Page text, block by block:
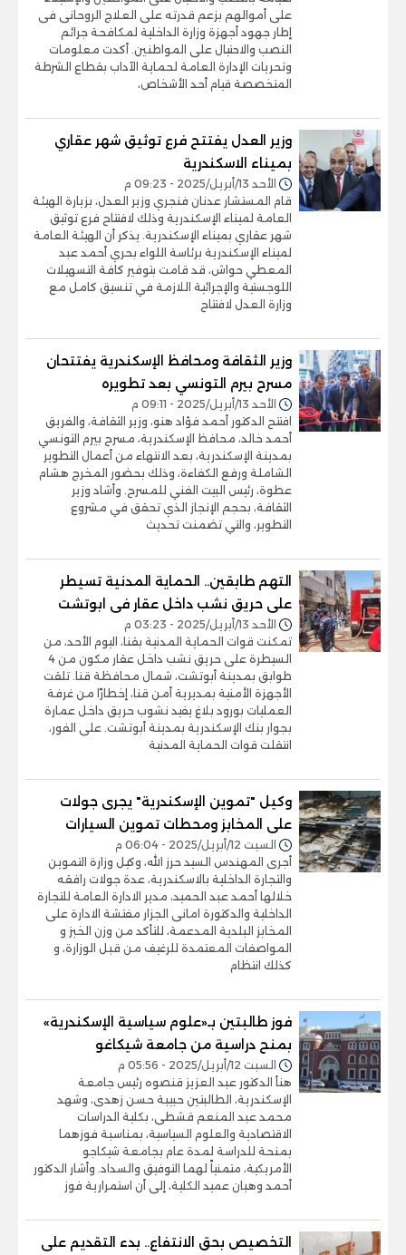
على أموالهم بزعم قدرته على العلاج الروحانى فى
إطار جهود أجهزة وزارة الداخلية لمكافحة جرائم
النصب والاحتيال على المواطنين. أكدت معلومات
وتحريات الإدارة العامة لحماية الآداب بقطاع الشرطة
المتخصصة قيام أحد الأشخاص،
وزير العدل يفتتح فرع توثيق شهر عقاري
بميناء الاسكندرية
الأحد 13/أبريل/2025 - 09:23 م
قام المستشار عدنان فنجري وزير العدل، بزيارة الهيئة
العامة لميناء الإسكندرية وذلك لافتتاح فرع توثيق
شهر عقاري بميناء الإسكندرية. يذكر أن الهيئة العامة
لميناء الإسكندرية برئاسة اللواء بحري أحمد عبد
المعطي حواش، قد قامت بتوفير كافة التسهيلات
اللوجستية والإجرائية اللازمة في تنسيق كامل مع
وزارة العدل لافتتاح
وزير الثقافة ومحافظ الإسكندرية يفتتحان
مسرح بيرم التونسي بعد تطويره
الأحد 13/أبريل/2025 - 09:11 م
افتتح الدكتور أحمد فؤاد هنو، وزير الثقافة، والفريق
أحمد خالد، محافظ الإسكندرية، مسرح بيرم التونسي
بمدينة الإسكندرية، بعد الانتهاء من أعمال التطوير
الشاملة ورفع الكفاءة، وذلك بحضور المخرج هشام
عطوة، رئيس البيت الفني للمسرح. وأشاد وزير
الثقافة، بحجم الإنجاز الذي تحقق في مشروع
التطوير، والتي تضمنت تحديث
التهم طابقين.. الحماية المدنية تسيطر
على حريق نشب داخل عقار فى ابوتشت
الأحد 13/أبريل/2025 - 03:23 م
تمكنت قوات الحماية المدنية بقنا، اليوم الأحد، من
السيطرة على حريق نشب داخل عقار مكون من 4
طوابق بمدينة أبوتشت، شمال محافظة قنا. تلقت
الأجهزة الأمنية بمديرية أمن قنا، إخطارًا من غرفة
العمليات بورود بلاغ يفيد نشوب حريق داخل عمارة
بجوار بنك الإسكندرية بمدينة أبوتشت. على الفور،
انتقلت قوات الحماية المدنية
وكيل "تموين الإسكندرية" يجرى جولات
على المخابز ومحطات تموين السيارات
السبت 12/أبريل/2025 - 06:04 م
أجرى المهندس السيد حرز الله، وكيل وزارة التموين
والتجارة الداخلية بالاسكندرية، عدة جولات رافقه
خلالها أحمد عبد الحميد، مدير الادارة العامة للتجارة
الداخلية والدكتورة امانى الجزار مفتشة الادارة على
المخابز البلدية المدعمة، للتأكد من وزن الخبز و
المواصفات المعتمدة للرغيف من قبل الوزارة، و
كذلك انتظام
فوز طالبتين بـ«علوم سياسية الإسكندرية»
بمنح دراسية من جامعة شيكاغو
السبت 12/أبريل/2025 - 05:56 م
هنأ الدكتور عبد العزيز قنصوه رئيس جامعة
الإسكندرية، الطالبتين حبيبة حسن زهدى، وشهد
محمد عبد المنعم قشطى، بكلية الدراسات
الاقتصادية والعلوم السياسية، بمناسبة فوزهما
بمنحة للدراسة لمدة عام بجامعة شيكاجو
الأمريكية، متمنياً لهما التوفيق والسداد. وأشار الدكتور
أحمد وهبان عميد الكلية، إلى أن استمرارية فوز
التخصيص بحق الانتفاع.. بدء التقديم على